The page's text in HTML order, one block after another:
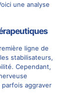
une analyse
ligne de
stabilisateurs,
Cependant,
aggraver